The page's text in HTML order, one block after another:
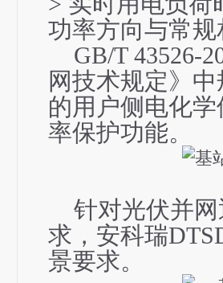
功率方向与常规
GB/T 43526-
网技术规定》
的用户侧电化
率保护功能。
针对光伏并
求，安科瑞
景要求。